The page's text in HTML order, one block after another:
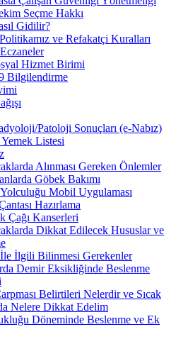
Seçme Hakkı
Gidilir?
ve Refakatçi Kuralları
Hizmet Birimi
Bilgilendirme
Patoloji Sonuçları (e-Nabız)
Listesi
Alınması Gereken Önlemler
Göbek Bakımı
Mobil Uygulaması
Hazırlama
Çağı Kanserleri
Dikkat Edilecek Hususlar ve
İlgili Bilinmesi Gerekenler
Demir Eksikliğinde Beslenme
Belirtileri Nelerdir ve Sıcak
Nelere Dikkat Edelim
Döneminde Beslenme ve Ek